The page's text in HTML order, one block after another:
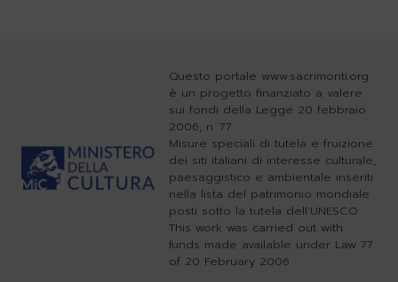
Questo portale www.sacrimonti.org
è un progetto finanziato a valere
sui fondi della Legge 20 febbraio
2006, n. 77
Misure speciali di tutela e fruizione
dei siti italiani di interesse culturale,
paesaggistico e ambientale inseriti
nella lista del patrimonio mondiale
posti sotto la tutela dell'UNESCO
This work was carried out with
funds made available under Law 77
of 20 February 2006